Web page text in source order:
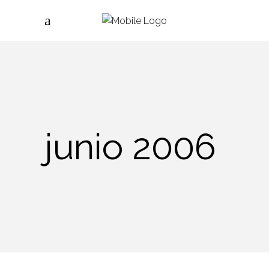
junio 2006